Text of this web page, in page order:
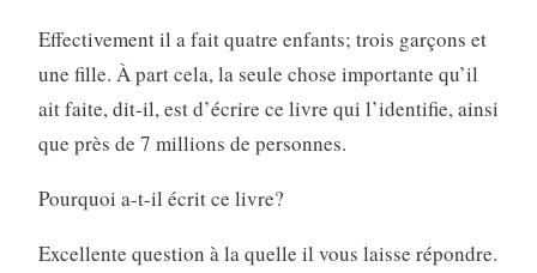
Effectivement il a fait quatre enfants; trois garçons et
une fille. À part cela, la seule chose importante qu’il
ait faite, dit-il, est d’écrire ce livre qui l’identifie, ainsi
que près de 7 millions de personnes.
Pourquoi a-t-il écrit ce livre?
Excellente question à la quelle il vous laisse répondre.